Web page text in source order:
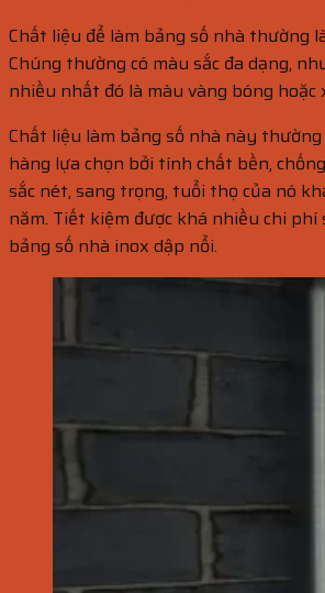
Chất liệu để làm bảng số nhà thường
Chúng thường có màu sắc đa dạng,
nhiều nhất đó là màu vàng bóng hoặc
Chất liệu làm bảng số nhà này
hàng lựa chọn bởi tính chất bền,
sắc nét, sang trọng, tuổi thọ của nó
năm. Tiết kiệm được khá nhiều chi phí
bảng số nhà inox dập nổi.